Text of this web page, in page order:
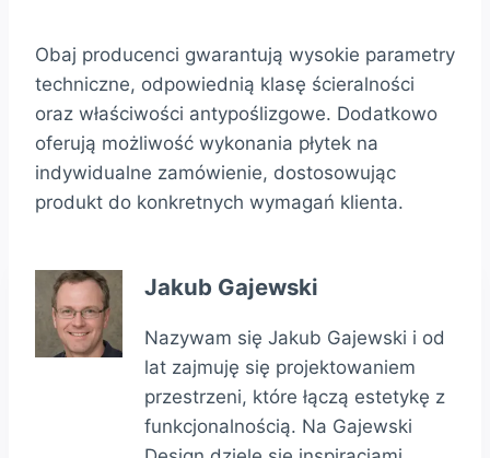
Obaj producenci gwarantują wysokie parametry
techniczne, odpowiednią klasę ścieralności
oraz właściwości antypoślizgowe. Dodatkowo
oferują możliwość wykonania płytek na
indywidualne zamówienie, dostosowując
produkt do konkretnych wymagań klienta.
Jakub Gajewski
Nazywam się Jakub Gajewski i od
lat zajmuję się projektowaniem
przestrzeni, które łączą estetykę z
funkcjonalnością. Na Gajewski